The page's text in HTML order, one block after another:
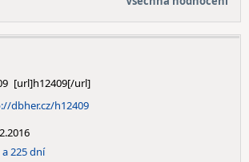
dbher.cz/h12409
225 dní